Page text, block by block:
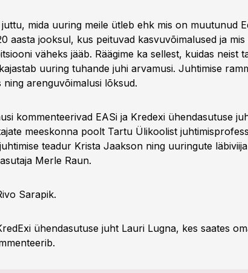
mida uuring meile ütleb ehk mis on muutunud
aasta jooksul, kus peituvad kasvuvõimalused ja
väheks jääb. Räägime ka sellest, kuidas neist
uuring tuhande juhi arvamusi. Juhtimise
ning arenguvõimalusi lõksud.
kommenteerivad EASi ja Kredexi ühendasutuse
meeskonna poolt Tartu Ülikoolist
teadur Krista Jaakson ning uuringute
Merle Raun.
Sarapik.
ühendasutuse juht Lauri Lugna, kes saates